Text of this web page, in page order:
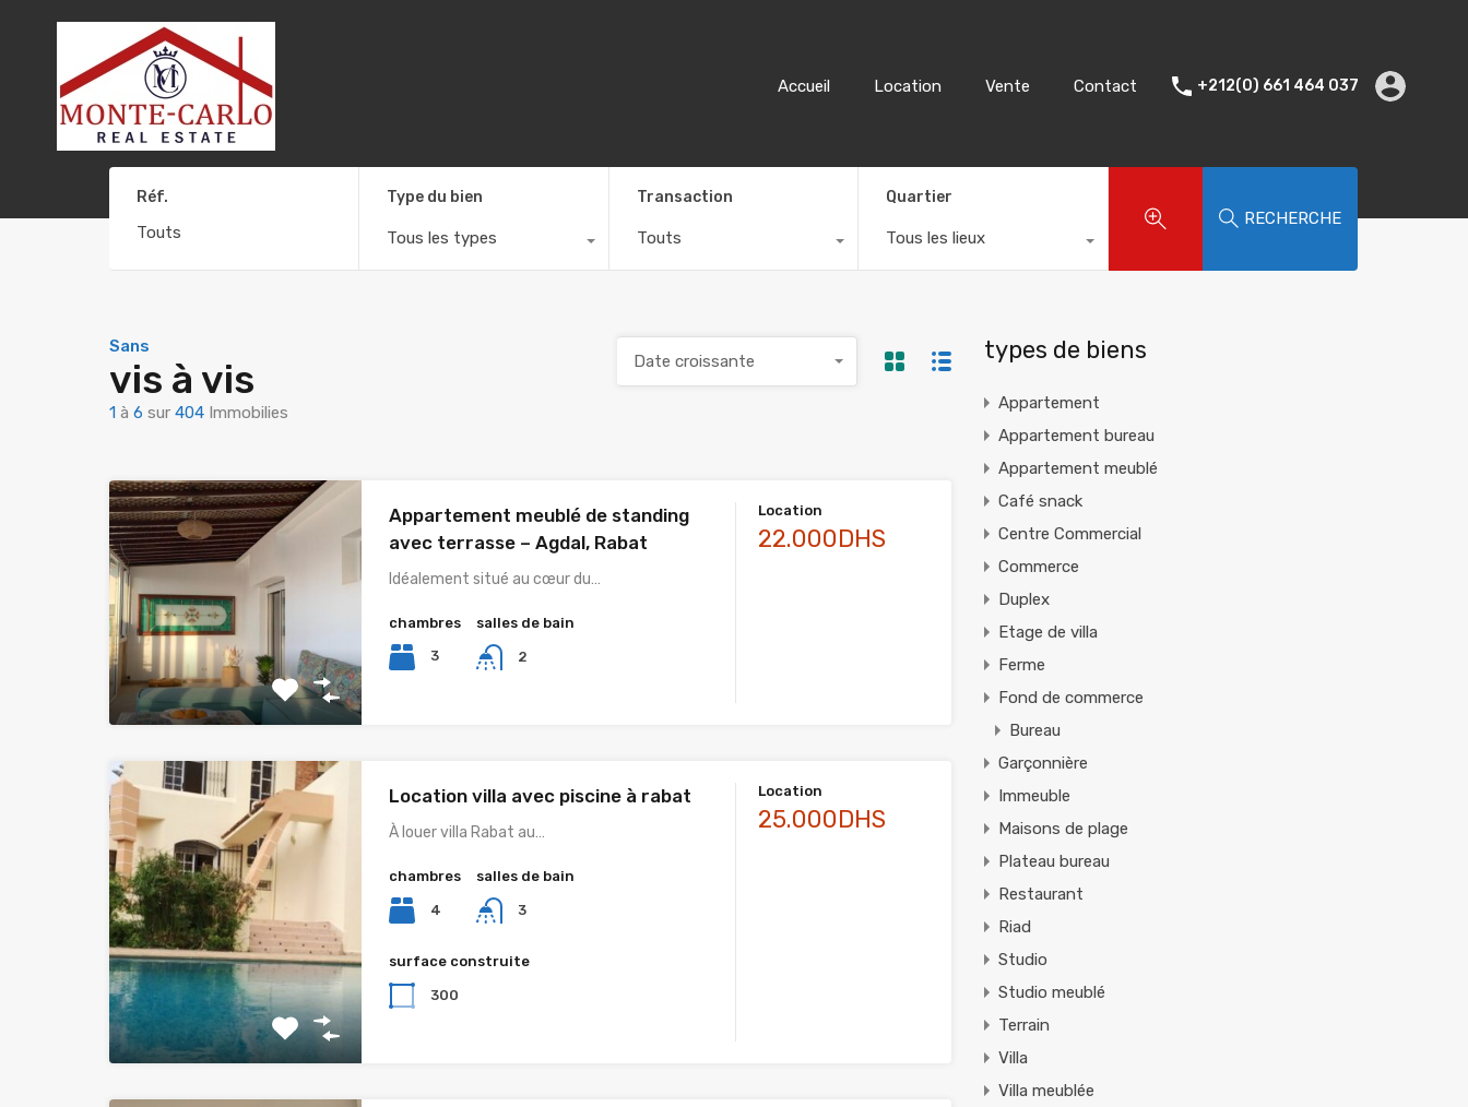
Accueil
Location Vente Contact +212(0) 661 464 037
Réf. Type du bien
Tous les types
Transaction
Touts
Quartier
Tous les lieux
RECHERCHE
Sans
vis à vis
1 à 6 sur 404 Immobilies
Date croissante
Appartement meublé de standing
avec terrasse – Agdal, Rabat
Idéalement situé au cœur du…
chambres
3
salles de bain
2
Location
22.000DHS
Location villa avec piscine à rabat
À louer villa Rabat au…
chambres
4
salles de bain
3
surface construite
300
Location
25.000DHS
types de biens
Appartement
Appartement bureau
Appartement meublé
Café snack
Centre Commercial
Commerce
Duplex
Etage de villa
Ferme
Fond de commerce
Bureau
Garçonnière
Immeuble
Maisons de plage
Plateau bureau
Restaurant
Riad
Studio
Studio meublé
Terrain
Villa
Villa meublée